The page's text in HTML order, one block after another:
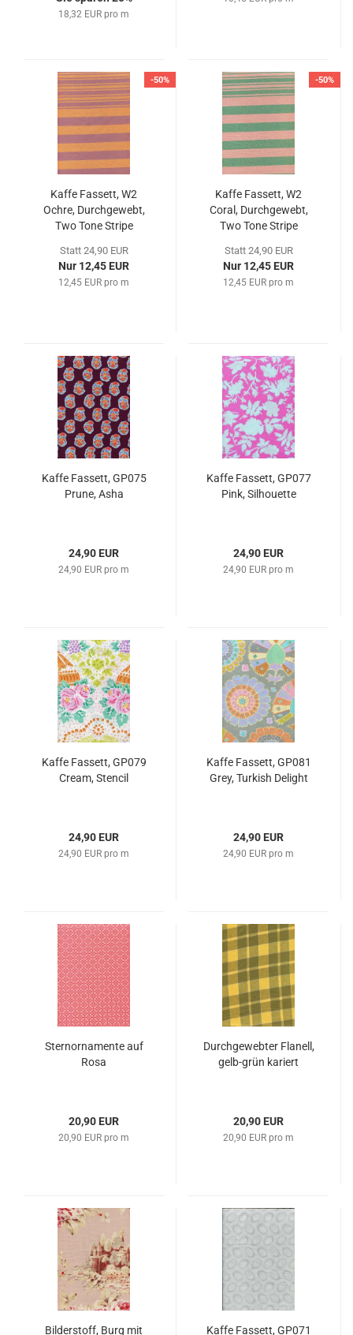
18,32 EUR pro m
-50%
Kaffe Fassett, W2
Ochre, Durchgewebt,
Two Tone Stripe
Statt 24,90 EUR
Nur 12,45 EUR
12,45 EUR pro m
-50%
Kaffe Fassett, W2
Coral, Durchgewebt,
Two Tone Stripe
Statt 24,90 EUR
Nur 12,45 EUR
12,45 EUR pro m
Kaffe Fassett, GP075
Prune, Asha
24,90 EUR
24,90 EUR pro m
Kaffe Fassett, GP077
Pink, Silhouette
24,90 EUR
24,90 EUR pro m
Kaffe Fassett, GP079
Cream, Stencil
24,90 EUR
24,90 EUR pro m
Kaffe Fassett, GP081
Grey, Turkish Delight
24,90 EUR
24,90 EUR pro m
Sternornamente auf
Rosa
20,90 EUR
20,90 EUR pro m
Durchgewebter Flanell,
gelb-grün kariert
20,90 EUR
20,90 EUR pro m
Bilderstoff, Burg mit
Kaffe Fassett, GP071